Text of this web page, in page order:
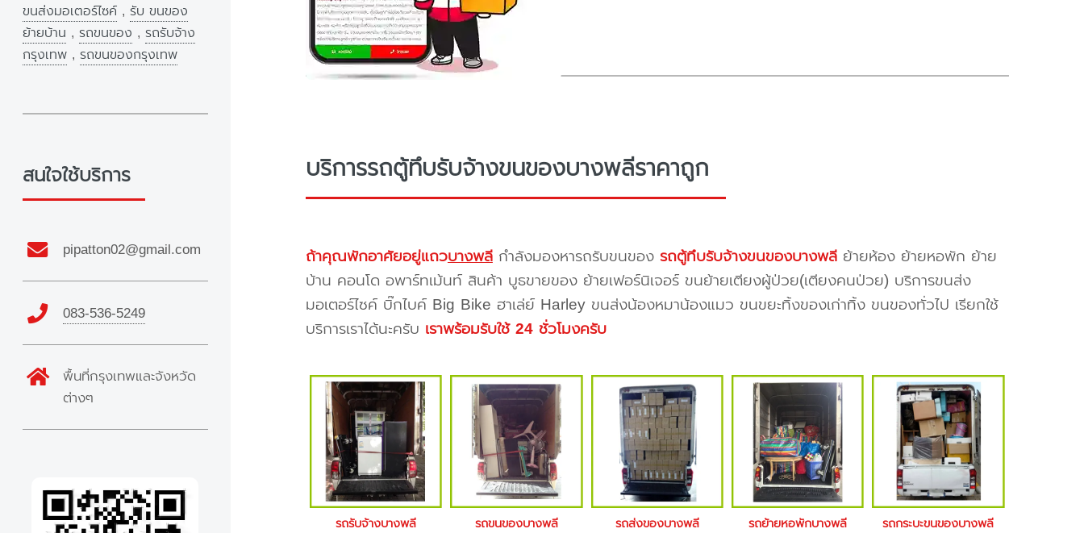
บริการรถตู้ทึบรับจ้างขนของบางพลีราคาถูก
ถ้าคุณพักอาศัยอยู่แถวบางพลีกำลังมองหารถรับขนของ รถตู้ทึบรับจ้างขนของบางพลีย้ายห้อง ย้ายหอพัก ย้าย
บ้าน คอนโด อพาร์ทเม้นท์ สินค้า บูธขายของ ย้ายเฟอร์นิเจอร์ ขนย้ายเตียงผู้ป่วย(เตียงคนป่วย) บริการขนส่ง
มอเตอร์ไซค์ บิ๊กไบค์ Big Bike ฮาเล่ย์ Harley ขนส่งน้องหมาน้องแมว ขนขยะทิ้งของเก่าทิ้ง ขนของทั่วไป เรียกใช้
บริการเราได้นะครับ เราพร้อมรับใช้ 24 ชั่วโมงครับ
รถรับจ้างบางพลี รถขนของบางพลี รถส่งของบางพลี รถย้ายหอพักบางพลี รถกระบะขนของบางพลี
ขนส่งมอเตอร์ไซค์ , รับ ขนของ
ย้ายบ้าน , รถขนของ , รถรับจ้าง
กรุงเทพ , รถขนของกรุงเทพ
สนใจใช้บริการ
pipatton02@gmail.com
083-536-5249
พื้นที่กรุงเทพและจังหวัด
ต่างๆ